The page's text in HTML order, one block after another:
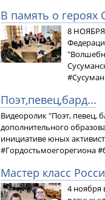
В память о героях
8 НОЯБРЯ
Поэт,певец,бард...
Видеоролик "Поэт, певец,
дополнительного
инициативе юных
#Гордостьмоегорегиона
Мастер класс
4 ноября